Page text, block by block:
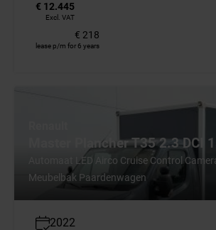
€ 12.445
Excl. VAT
€ 218
lease p/m for 6 years
Master Plancher T35 2.3 DCI
Automaat LED Airco Cruise Control
Meubelbak Paardenwagen
2022